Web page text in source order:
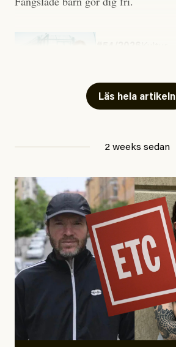
Läs hela artikeln
2 weeks sedan